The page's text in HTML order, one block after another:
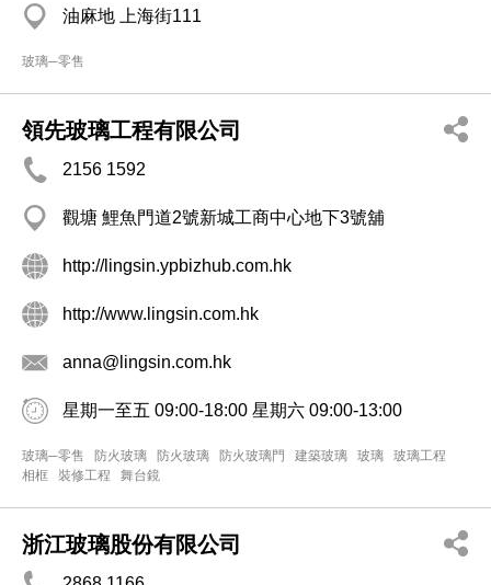
油麻地 上海街111
玻璃─零售
領先玻璃工程有限公司
2156 1592
觀塘 鯉魚門道2號新城工商中心地下3號舖
http://lingsin.ypbizhub.com.hk
http://www.lingsin.com.hk
anna@lingsin.com.hk
星期一至五 09:00-18:00 星期六 09:00-13:00
玻璃─零售 防火玻璃 防火玻璃 防火玻璃門 建築玻璃 玻璃
玻璃工程
相框
裝修工程 舞台鏡
浙江玻璃股份有限公司